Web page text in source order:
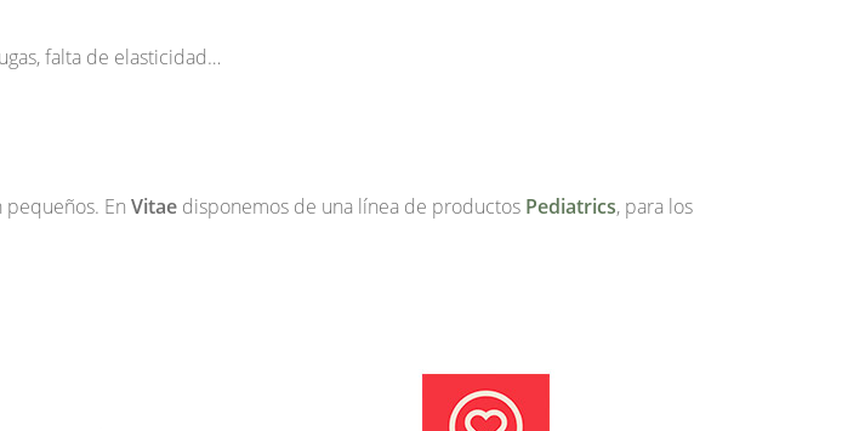
falta de elasticidad…
En Vitaedisponemos de una línea de productos Pediatrics, para los